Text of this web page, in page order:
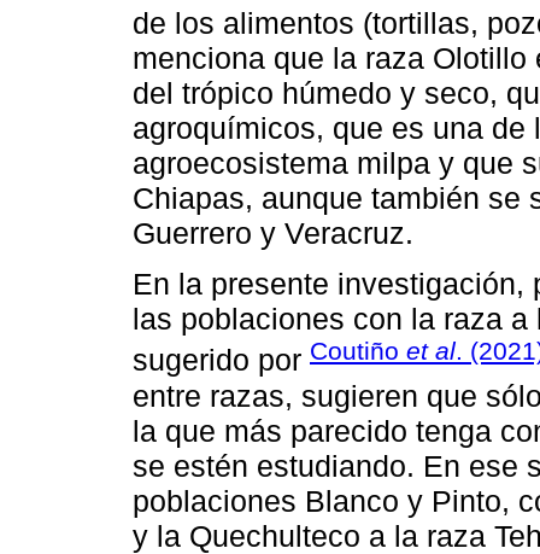
de los alimentos (tortillas,
menciona que la raza
del trópico húmedo y seco,
agroquímicos, que es una
agroecosistema milpa y que
Chiapas, aunque también se
Guerrero y Veracruz.
En la presente investigación,
las poblaciones con la raza
sugerido por Coutiño et al.
entre razas, sugieren que
la que más parecido tenga
se estén estudiando. En ese
poblaciones Blanco y Pinto,
y la Quechulteco a la raza